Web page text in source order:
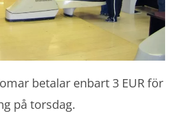
betalar enbart 3 EUR för
på torsdag.